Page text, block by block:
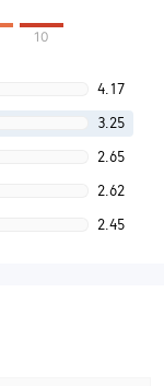
10
4.17
3.25
2.65
2.62
2.45